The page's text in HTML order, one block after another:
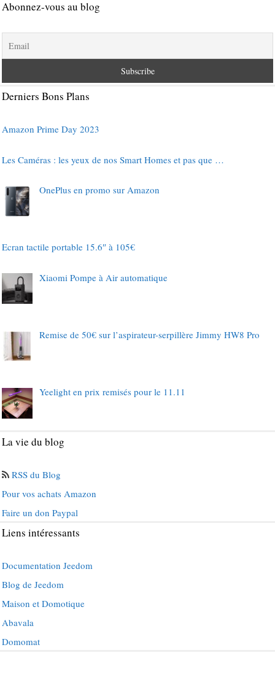
Abonnez-vous au blog
Derniers Bons Plans
Amazon Prime Day 2023
Les Caméras : les yeux de nos Smart Homes et pas que …
OnePlus en promo sur Amazon
Ecran tactile portable 15.6″ à 105€
Xiaomi Pompe à Air automatique
Remise de 50€ sur l’aspirateur-serpillère Jimmy HW8 Pro
Yeelight en prix remisés pour le 11.11
La vie du blog
RSS du Blog
Pour vos achats Amazon
Faire un don Paypal
Liens intéressants
Documentation Jeedom
Blog de Jeedom
Maison et Domotique
Abavala
Domomat